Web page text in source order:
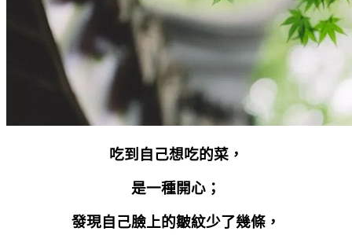
吃到自己想吃的菜，
是一種開心；
發現自己臉上的皺紋少了幾條，